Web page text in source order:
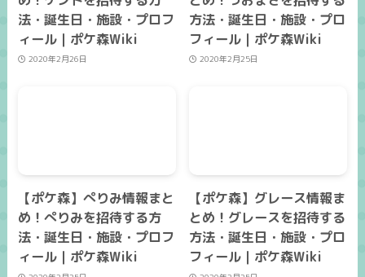
法・誕生日・施設・プロフ
ィール｜ポケ森Wiki
2020年2月26日
方法・誕生日・施設・プロ
フィール｜ポケ森Wiki
2020年2月25日
【ポケ森】ぺりみ情報まと
め！ぺりみを招待する方
法・誕生日・施設・プロフ
ィール｜ポケ森Wiki
【ポケ森】グレース情報ま
とめ！グレースを招待する
方法・誕生日・施設・プロ
フィール｜ポケ森Wiki